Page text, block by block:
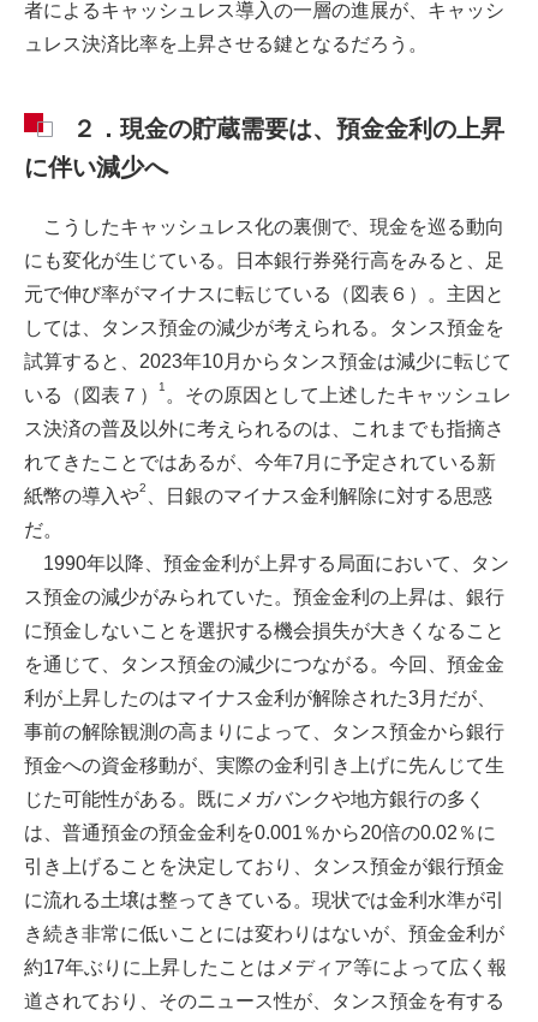
者によるキャッシュレス導入の一層の進展が、キャッシ
ュレス決済比率を上昇させる鍵となるだろう。
２．現金の貯蔵需要は、預金金利の上昇
に伴い減少へ
こうしたキャッシュレス化の裏側で、現金を巡る動向
にも変化が生じている。日本銀行券発行高をみると、足
元で伸び率がマイナスに転じている（図表６）。主因と
しては、タンス預金の減少が考えられる。タンス預金を
試算すると、2023年10月からタンス預金は減少に転じて
いる（図表７）
1 。その原因として上述したキャッシュレ
ス決済の普及以外に考えられるのは、これまでも指摘さ
れてきたことではあるが、今年7月に予定されている新
紙幣の導入や2
、日銀のマイナス金利解除に対する思惑
だ。
1990年以降、預金金利が上昇する局面において、タン
ス預金の減少がみられていた。預金金利の上昇は、銀行
に預金しないことを選択する機会損失が大きくなること
を通じて、タンス預金の減少につながる。今回、預金金
利が上昇したのはマイナス金利が解除された3月だが、
事前の解除観測の高まりによって、タンス預金から銀行
預金への資金移動が、実際の金利引き上げに先んじて生
じた可能性がある。既にメガバンクや地方銀行の多く
は、普通預金の預金金利を0.001％から20倍の0.02％に
引き上げることを決定しており、タンス預金が銀行預金
に流れる土壌は整ってきている。現状では金利水準が引
き続き非常に低いことには変わりはないが、預金金利が
約17年ぶりに上昇したことはメディア等によって広く報
道されており、そのニュース性が、タンス預金を有する